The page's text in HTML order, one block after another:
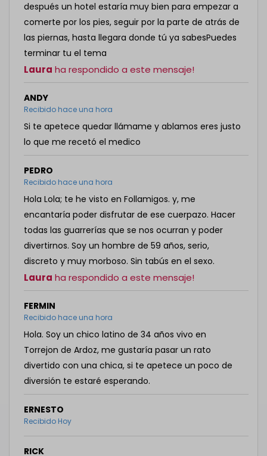
después un hotel estaría muy bien para empezar a
comerte por los pies, seguir por la parte de atrás de
las piernas, hasta llegara donde tú ya sabesPuedes
terminar tu el tema
Laura ha respondido a este mensaje!
ANDY
Recibido hace una hora
Si te apetece quedar llámame y ablamos eres justo
lo que me recetó el medico
PEDRO
Recibido hace una hora
Hola Lola; te he visto en Follamigos. y, me
encantaría poder disfrutar de ese cuerpazo. Hacer
todas las guarrerías que se nos ocurran y poder
divertirnos. Soy un hombre de 59 años, serio,
discreto y muy morboso. Sin tabús en el sexo.
Laura ha respondido a este mensaje!
FERMIN
Recibido hace una hora
Hola. Soy un chico latino de 34 años vivo en
Torrejon de Ardoz, me gustaría pasar un rato
divertido con una chica, si te apetece un poco de
diversión te estaré esperando.
ERNESTO
Recibido Hoy
RICK